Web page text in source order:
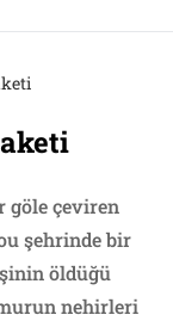
göle çeviren
şehrinde bir
öldüğü
nehirleri